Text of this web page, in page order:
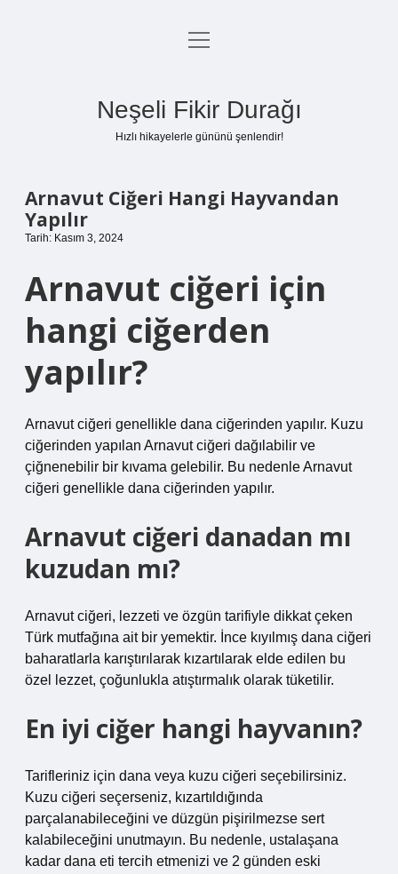
Anasayfa
menüyü
Neşeli Fikir Durağı
Hızlı hikayelerle gününü şenlendir!
Arnavut Ciğeri Hangi Hayvandan
Yapılır
Tarih: Kasım 3, 2024
Arnavut ciğeri için
hangi ciğerden
yapılır?
Arnavut ciğeri genellikle dana ciğerinden yapılır. Kuzu
ciğerinden yapılan Arnavut ciğeri dağılabilir ve
çiğnenebilir bir kıvama gelebilir. Bu nedenle Arnavut
ciğeri genellikle dana ciğerinden yapılır.
Arnavut ciğeri danadan mı
kuzudan mı?
Arnavut ciğeri, lezzeti ve özgün tarifiyle dikkat çeken
Türk mutfağına ait bir yemektir. İnce kıyılmış dana ciğeri
baharatlarla karıştırılarak kızartılarak elde edilen bu
özel lezzet, çoğunlukla atıştırmalık olarak tüketilir.
En iyi ciğer hangi hayvanın?
Tarifleriniz için dana veya kuzu ciğeri seçebilirsiniz.
Kuzu ciğeri seçerseniz, kızartıldığında
parçalanabileceğini ve düzgün pişirilmezse sert
kalabileceğini unutmayın. Bu nedenle, ustalaşana
kadar dana eti tercih etmenizi ve 2 günden eski